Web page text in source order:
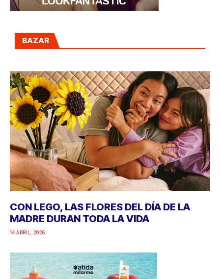
BAZAR
CON LEGO, LAS FLORES DEL DÍA DE LA
MADRE DURAN TODA LA VIDA
14 ABRIL, 2026